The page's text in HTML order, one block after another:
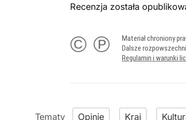
Recenzja została
© ℗
Materiał chroniony
Dalsze
Regulamin i warunki
Opinie Kraj